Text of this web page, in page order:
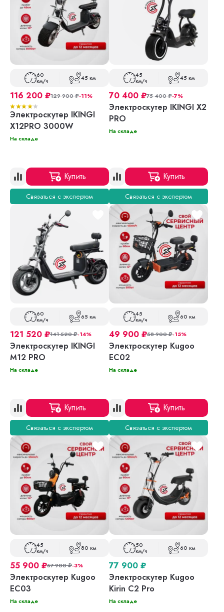
60
км/ч 45 км
116 200 ₽129 900₽-11%
Электроскутер IKINGI
X12PRO 3000W
На складе
Купить
Связаться с экспертом
45
км/ч 45 км
70 400 ₽75 400₽-7%
Электроскутер IKINGI X2
PRO
На складе
Купить
Связаться с экспертом
60
км/ч 65 км
121 520 ₽141 520₽-14%
Электроскутер IKINGI
М12 PRO
На складе
Купить
Связаться с экспертом
45
км/ч 60 км
49 900 ₽58 900₽-15%
Электроскутер Kugoo
EC02
На складе
Купить
Связаться с экспертом
45
км/ч 80 км
55 900 ₽57 900₽-3%
Электроскутер Kugoo
EC03
На складе
50
км/ч 60 км
77 900 ₽
Электроскутер Kugoo
Kirin C2 Pro
На складе